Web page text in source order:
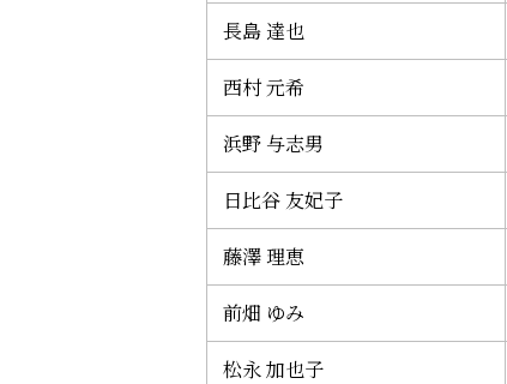
長島 達也
西村 元希
浜野 与志男
日比谷 友妃子
藤澤 理恵
前畑 ゆみ
松永 加也子